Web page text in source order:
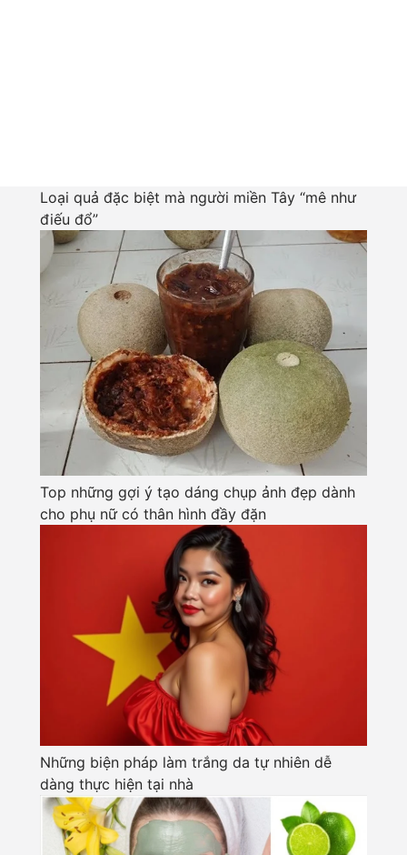
Loại quả đặc biệt mà người miền Tây “mê như
điếu đổ”
Top những gợi ý tạo dáng chụp ảnh đẹp dành
cho phụ nữ có thân hình đầy đặn
Những biện pháp làm trắng da tự nhiên dễ
dàng thực hiện tại nhà